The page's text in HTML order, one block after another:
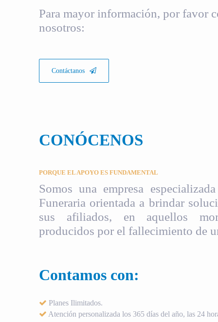
Para mayor información, por favor
nosotros:
Contáctanos
CONÓCENOS
PORQUE EL APOYO ES FUNDAMENTAL
Somos una empresa
Funeraria orientada a brindar
sus afiliados, en aquellos
producidos por el fallecimiento de
Contamos con:
Planes Ilimitados.
Atención personalizada los 365 días del año, las 24